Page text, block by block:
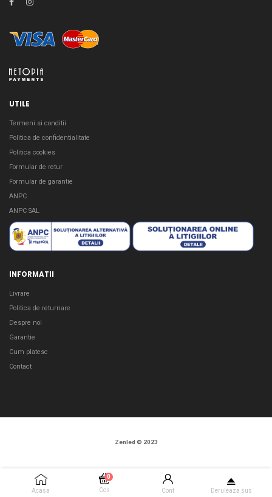
UTILE
Termeni si conditii
Politica de confidentialitate
Politica cookies
Formular de retur
Formular de garantie
ANPC
ANPC SAL
INFORMATII
Livrare
Politica de returnare
Despre noi
Garantie
Cum platesc
Contact
Zenled © 2023
Acasa Cos
0
Cont Deruleaza sus